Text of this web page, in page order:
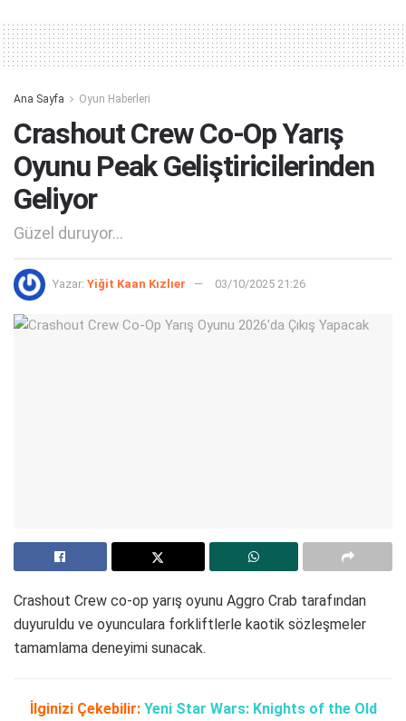
Ana Sayfa Oyun Haberleri
Crashout Crew Co-Op Yarış
Oyunu Peak Geliştiricilerinden
Geliyor
Güzel duruyor...
Yazar: Yiğit Kaan Kızlıer 03/10/2025 21:26
Crashout Crew co-op yarış oyunu Aggro Crab tarafından
duyuruldu ve oyunculara forkliftlerle kaotik sözleşmeler
tamamlama deneyimi sunacak.
İlginizi Çekebilir: Yeni Star Wars: Knights of the Old